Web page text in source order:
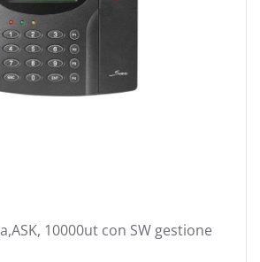
10000ut con SW gestione